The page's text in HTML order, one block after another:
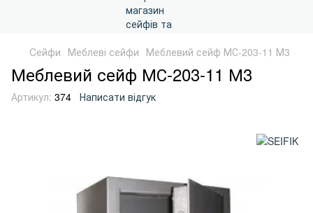
Cейфи Меблеві сейфи Меблевий сейф МС-203-11 М3
Меблевий сейф МС-203-11 М3
Артикул: 374 Написати відгук